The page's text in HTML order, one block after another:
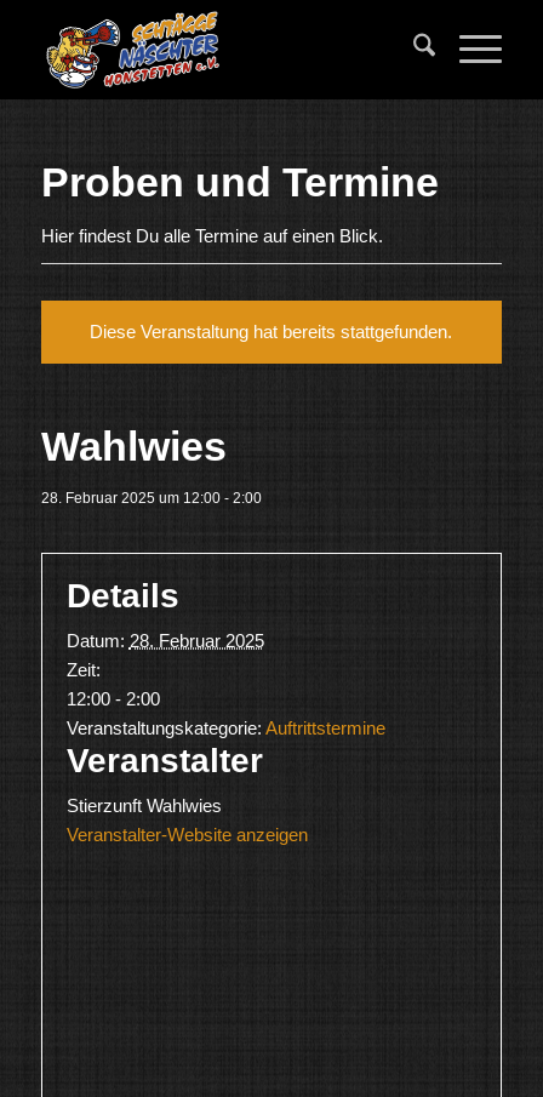
Proben und Termine
Hier findest Du alle Termine auf einen Blick.
Diese Veranstaltung hat bereits stattgefunden.
Wahlwies
28. Februar 2025 um 12:00- 2:00
Details
Datum: 28. Februar 2025
Zeit:
12:00 - 2:00
Veranstaltungskategorie: Auftrittstermine
Veranstalter
Stierzunft Wahlwies
Veranstalter-Website anzeigen